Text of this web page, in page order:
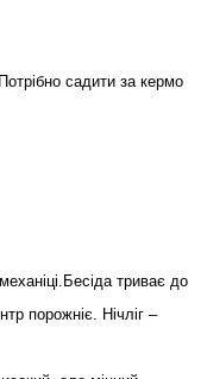
садити за кермо
триває до
порожніє. Нічліг –